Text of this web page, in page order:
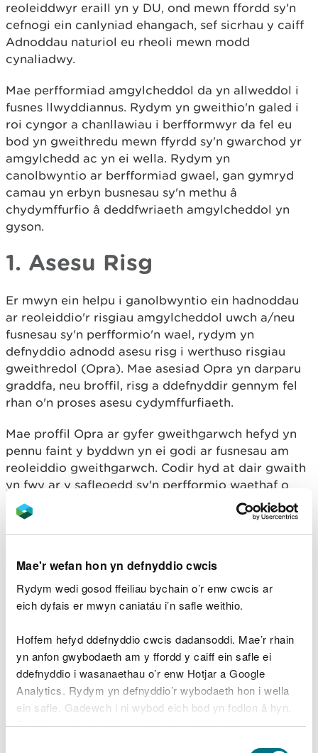
Mae'r wefan hon yn defnyddio cwcis
Rydym wedi gosod ffeiliau bychain o’r enw cwcis ar
eich dyfais er mwyn caniatáu i’n safle weithio.
Hoffem hefyd ddefnyddio cwcis dadansoddi. Mae’r rhain
yn anfon gwybodaeth am y ffordd y caiff ein safle ei
ddefnyddio i wasanaethau o’r enw Hotjar a Google
Analytics. Rydym yn defnyddio’r wybodaeth hon i wella
ein safle. Gadewch i ni wybod eich bod yn fodlon â hyn.
Byddwn yn defnyddio cwci i gadw eich dewis.
reoleiddwyr eraill yn y DU, ond mewn ffordd sy'n
cefnogi ein canlyniad ehangach, sef sicrhau y caiff
Adnoddau naturiol eu rheoli mewn modd
cynaliadwy.
Mae perfformiad amgylcheddol da yn allweddol i
fusnes llwyddiannus. Rydym yn gweithio'n galed i
roi cyngor a chanllawiau i berfformwyr da fel eu
bod yn gweithredu mewn ffyrdd sy'n gwarchod yr
amgylchedd ac yn ei wella. Rydym yn
canolbwyntio ar berfformiad gwael, gan gymryd
camau yn erbyn busnesau sy'n methu â
chydymffurfio â deddfwriaeth amgylcheddol yn
gyson.
1. Asesu Risg
Er mwyn ein helpu i ganolbwyntio ein hadnoddau
ar reoleiddio'r risgiau amgylcheddol uwch a/neu
fusnesau sy'n perfformio'n wael, rydym yn
defnyddio adnodd asesu risg i werthuso risgiau
gweithredol (Opra). Mae asesiad Opra yn darparu
graddfa, neu broffil, risg a ddefnyddir gennym fel
rhan o'n proses asesu cydymffurfiaeth.
Mae proffil Opra ar gyfer gweithgarwch hefyd yn
pennu faint y byddwn yn ei godi ar fusnesau am
reoleiddio gweithgarwch. Codir hyd at dair gwaith
yn fwy ar y safleoedd sy'n perfformio waethaf o
gymharu â safle tebyg sy'n perfformio'n dda. Mae
hyn yn adlewyrchu faint o ymdrech y mae'n rhaid i
ni ei gwneud er mwyn mynd i'r afael â'u
2. Sicrhau cydymffurfiaeth
â Thrwyddedau
Amgylcheddol
Er mwyn cofnodi manylion ein profion
cydymffurfiaeth â thrwyddedau amgylcheddol,
rydym yn defnyddio system TG o'r enw Cynllun
Dosbarthu Cydymffurfiaeth (CCS). Fe'i cymhwysir